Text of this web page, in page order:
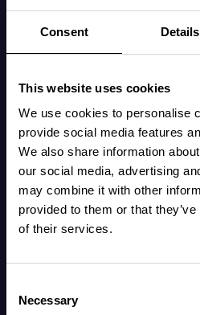
Consent Details
This website uses cookies
We use cookies to personalise
provide social media features
We also share information
our social media, advertising
may combine it with other
provided to them or that
of their services.
Selection
Necessary
Ebbe
Jack
Ludvig
Tage
Dante
Lucas
Viggo
Adrian
Albin